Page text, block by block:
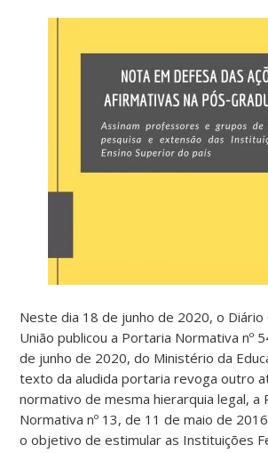
Neste dia 18 de junho de 2020, o Diário
União publicou a Portaria Normativa nº
de junho de 2020, do Ministério da
texto da aludida portaria revoga outro
normativo de mesma hierarquia legal, a
Normativa nº 13, de 11 de maio de
o objetivo de estimular as Instituições